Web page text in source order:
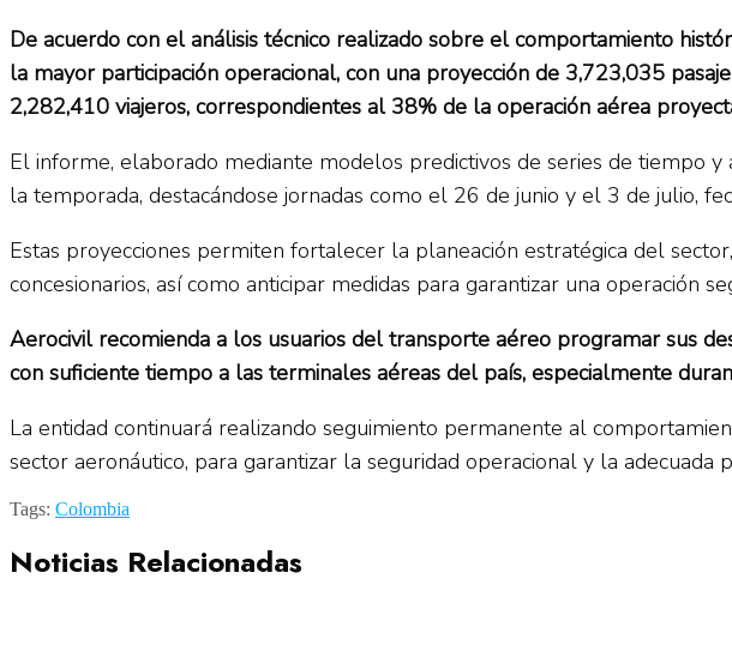
De acuerdo con el análisis técnico realizado sobre el comportamiento
la mayor participación operacional, con una proyección de 3,723,035
2,282,410 viajeros, correspondientes al 38% de la operación aérea
El informe, elaborado mediante modelos predictivos de series de tiempo
la temporada, destacándose jornadas como el 26 de junio y el 3 de julio,
Estas proyecciones permiten fortalecer la planeación estratégica del
concesionarios, así como anticipar medidas para garantizar una operación
Aerocivil recomienda a los usuarios del transporte aéreo programar sus
con suficiente tiempo a las terminales aéreas del país, especialmente
La entidad continuará realizando seguimiento permanente al
sector aeronáutico, para garantizar la seguridad operacional y la adecuada
Tags: Colombia
Noticias Relacionadas